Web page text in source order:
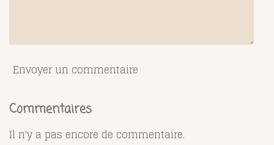
Envoyer un commentaire
Commentaires
Il n'y a pas encore de commentaire.